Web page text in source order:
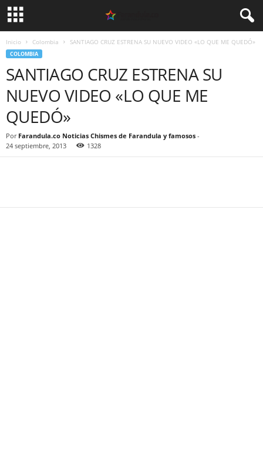
Inicio Colombia SANTIAGO CRUZ ESTRENA SU NUEVO VIDEO «LO QUE ME QUEDÓ»
COLOMBIA
SANTIAGO CRUZ ESTRENA SU
NUEVO VIDEO «LO QUE ME
QUEDÓ»
Por Farandula.co Noticias Chismes de Farandula y famosos -
24 septiembre, 2013
1328